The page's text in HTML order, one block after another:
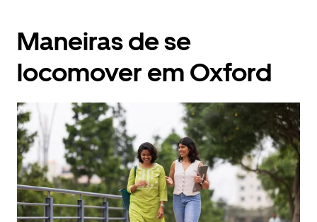
interagir
com
calendário
uma
data.
Pressione
a
tecla
“ESC”
para
fechar
o
Maneiras de se
locomover em Oxford